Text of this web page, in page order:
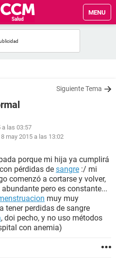
MENU
Siguiente Tema
a las 03:57
8 may 2015 a las 13:02
porque mi hija ya cumplirá
pérdidas de sangre :/ mi
comenzó a cortarse y volver,
pero es constante...
muy muy
tener perdidas de sangre
, doi pecho, y no uso métodos
con anemia)